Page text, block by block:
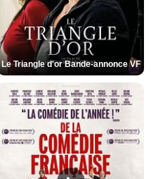
Le Triangle d'or Bande-annonce VF